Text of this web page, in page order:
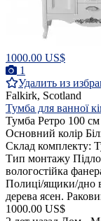
1000.00 US$
1
Удалить из
Falkirk, Scotland
Тумба для ванної
Тумба Ретро 100
Основний колір
Склад комплекту:
Тип монтажу
вологостійка
Полиці/ящики/дно
дерева ясен.
1000.00 US$